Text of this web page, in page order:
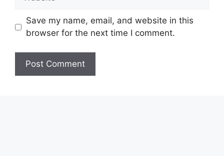
Save my name, email, and website in this
browser for the next time I comment.